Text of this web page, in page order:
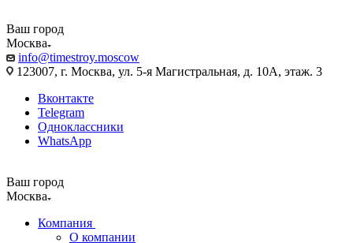
Ваш город
Москва
info@timestroy.moscow
123007, г. Москва, ул. 5-я Магистральная, д. 10А, этаж. 3
Вконтакте
Telegram
Одноклассники
WhatsApp
Ваш город
Москва
Компания
О компании